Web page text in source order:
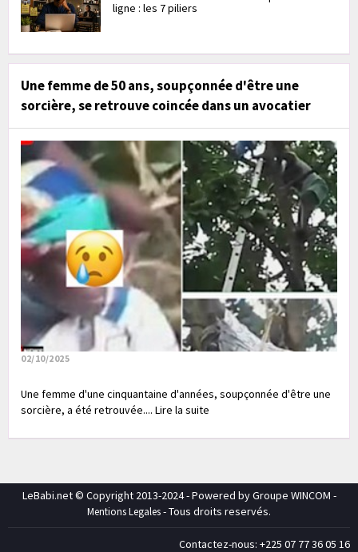
ligne : les 7 piliers
Une femme de 50 ans, soupçonnée d'être une
sorcière, se retrouve coincée dans un avocatier
02/10/2025
Une femme d'une cinquantaine d'années, soupçonnée d'être une
sorcière, a été retrouvée.... Lire la suite
LeBabi.net © Copyright 2013-2024 - Powered by Groupe WINCOM -
Mentions Legales- Tous droits reservés.
Contactez-nous: +225 07 77 36 05 16